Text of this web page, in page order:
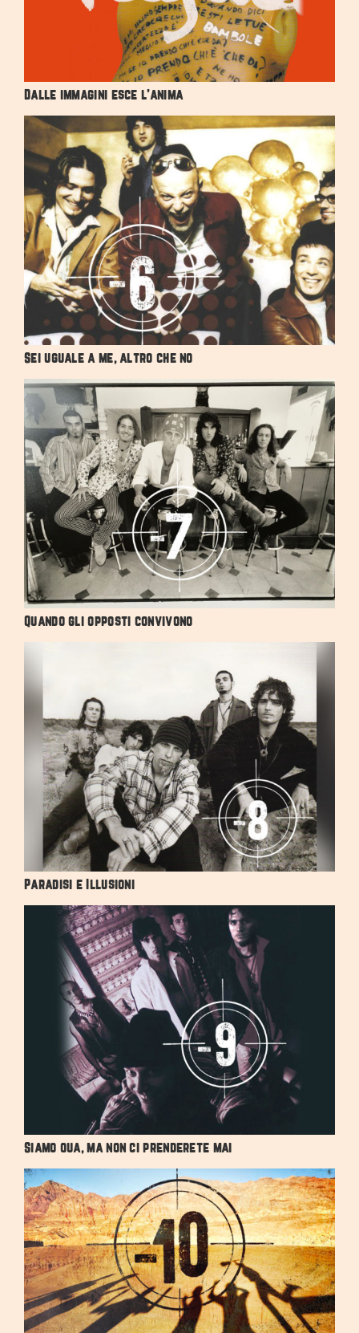
Dalle immagini esce l’anima
Sei uguale a me, altro che no
Quando gli opposti convivono
Paradisi e Illusioni
Siamo qua, ma non ci prenderete mai